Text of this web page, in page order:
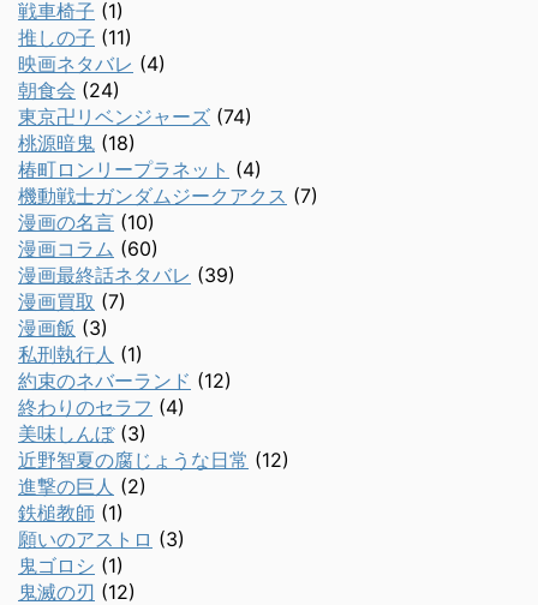
戦車椅子 (1)
推しの子 (11)
映画ネタバレ (4)
朝食会 (24)
東京卍リベンジャーズ (74)
桃源暗鬼 (18)
椿町ロンリープラネット (4)
機動戦士ガンダムジークアクス (7)
漫画の名言 (10)
漫画コラム (60)
漫画最終話ネタバレ (39)
漫画買取 (7)
漫画飯 (3)
私刑執行人 (1)
約束のネバーランド (12)
終わりのセラフ (4)
美味しんぼ(3)
近野智夏の腐じょうな日常 (12)
進撃の巨人 (2)
鉄槌教師 (1)
願いのアストロ (3)
鬼ゴロシ (1)
鬼滅の刃 (12)